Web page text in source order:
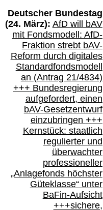
Deutscher Bundestag
(24. März): AfD will bAV
mit Fondsmodell: AfD-
Fraktion strebt bAV-
Reform durch digitales
Standardfondsmodell
an (Antrag 21/4834)
+++ Bundesregierung
aufgefordert, einen
bAV-Gesetzentwurf
einzubringen +++
Kernstück: staatlich
regulierter und
überwachter
professioneller
„Anlagefonds höchster
Güteklasse“ unter
BaFin-Aufsicht
+++sichere,